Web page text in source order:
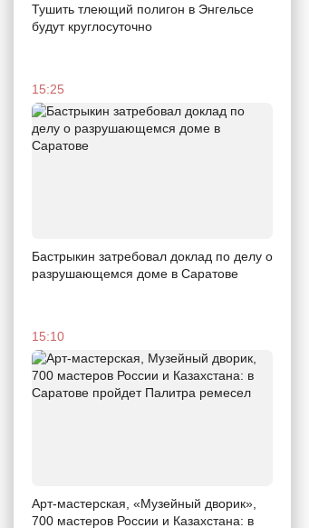
Тушить тлеющий полигон в Энгельсе
будут круглосуточно
15:25
Бастрыкин затребовал доклад по делу о
разрушающемся доме в Саратове
15:10
Арт-мастерская, «Музейный дворик»,
700 мастеров России и Казахстана: в